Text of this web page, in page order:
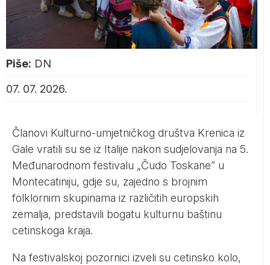
Piše: DN
07. 07. 2026.
Članovi Kulturno-umjetničkog društva Krenica iz
Gale vratili su se iz Italije nakon sudjelovanja na 5.
Međunarodnom festivalu „Čudo Toskane” u
Montecatiniju, gdje su, zajedno s brojnim
folklornim skupinama iz različitih europskih
zemalja, predstavili bogatu kulturnu baštinu
cetinskoga kraja.
Na festivalskoj pozornici izveli su cetinsko kolo,